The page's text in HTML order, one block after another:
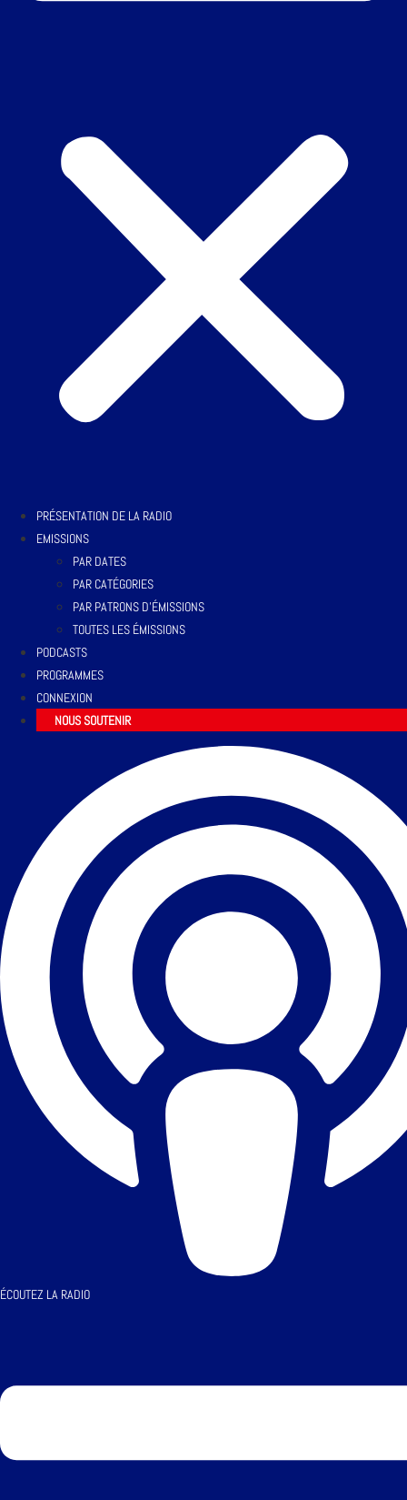
PRÉSENTATION DE LA RADIO
EMISSIONS
PAR DATES
PAR CATÉGORIES
PAR PATRONS D’ÉMISSIONS
TOUTES LES ÉMISSIONS
PODCASTS
PROGRAMMES
CONNEXION
NOUS SOUTENIR
ÉCOUTEZ LA RADIO